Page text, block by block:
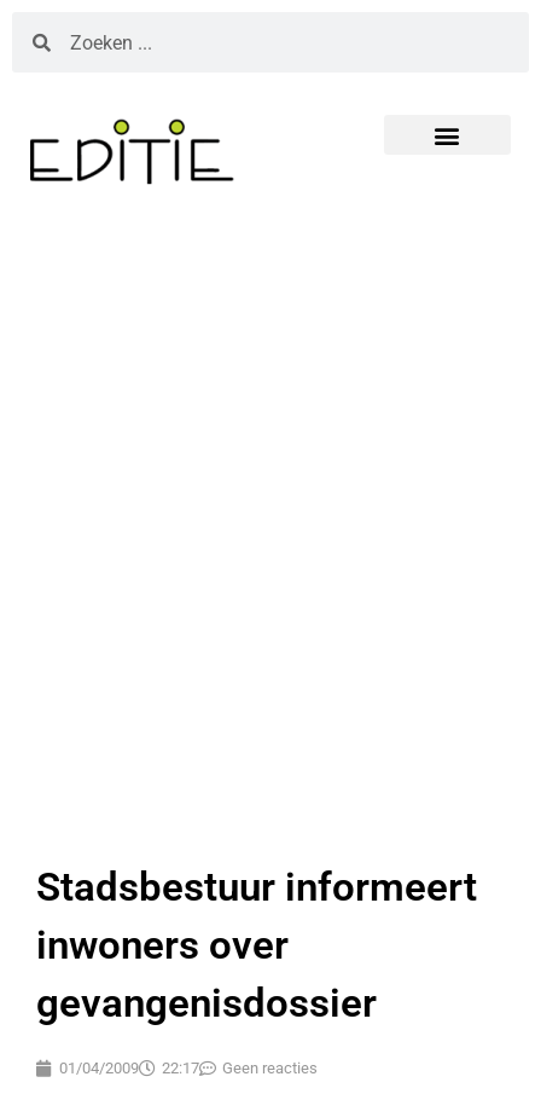
Stadsbestuur informeert
inwoners over
gevangenisdossier
01/04/2009 22:17 Geen reacties